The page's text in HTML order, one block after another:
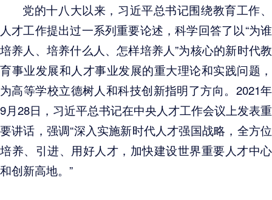
党的十八大以来，习近平总书记围绕教育工作、
人才工作提出过一系列重要论述，科学回答了以“为谁
培养人、培养什么人、怎样培养人”为核心的新时代教
育事业发展和人才事业发展的重大理论和实践问题，
为高等学校立德树人和科技创新指明了方向。2021年
9月28日，习近平总书记在中央人才工作会议上发表重
要讲话，强调“深入实施新时代人才强国战略，全方位
培养、引进、用好人才，加快建设世界重要人才中心
和创新高地。”